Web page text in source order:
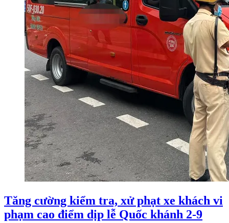
Tăng cường kiểm tra, xử phạt xe khách vi
phạm cao điểm dịp lễ Quốc khánh 2-9